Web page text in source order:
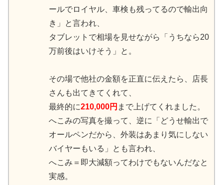
ールでロイヤル、車検も残ってるので輸出向
き」と言われ、
タブレットで相場を見せながら「うちなら20
万前後はいけそう」と。
その場で他社の金額を正直に伝えたら、店長
さんも出てきてくれて、
最終的に210,000円 まで上げてくれました。
へこみの写真を撮って、逆に「どうせ輸出で
オールペンだから、外装はあまり気にしない
バイヤーもいる」とも言われ、
へこみ＝即大減額ってわけでもないんだなと
実感。